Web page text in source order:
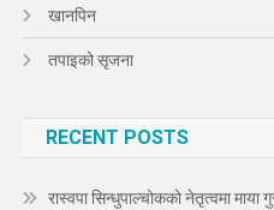
खानपिन
तपाइको सृजना
RECENT POSTS
रास्वपा सिन्धुपाल्चोकको नेतृत्वमा माया